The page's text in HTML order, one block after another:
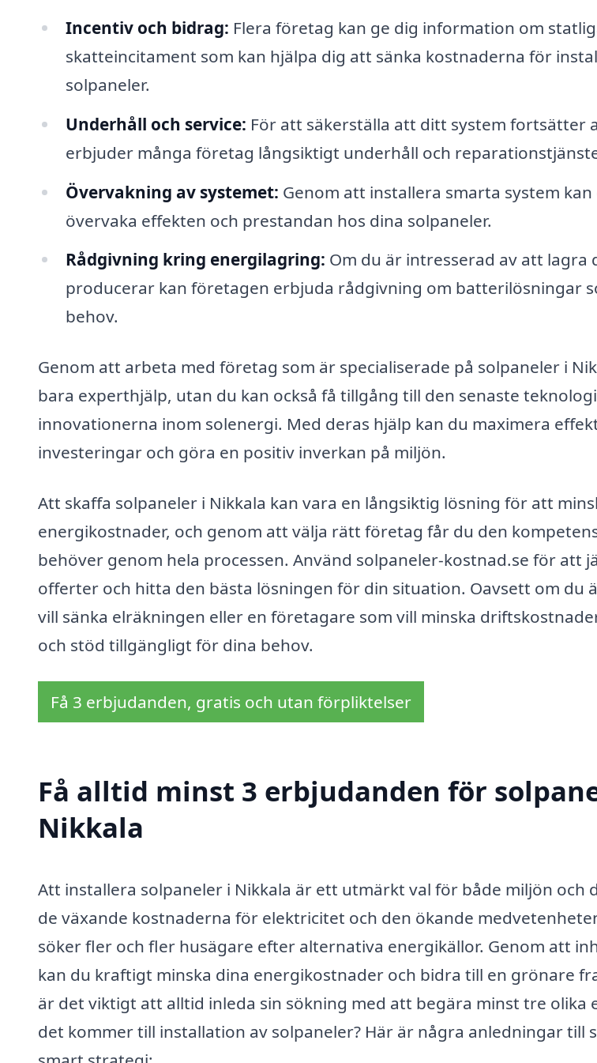
Incentiv och bidrag: Flera företag kan ge dig information om
skatteincitament som kan hjälpa dig att sänka kostnaderna för
solpaneler.
Underhåll och service: För att säkerställa att ditt system fortsätter
erbjuder många företag långsiktigt underhåll och
Övervakning av systemet: Genom att installera smarta system
övervaka effekten och prestandan hos dina solpaneler.
Rådgivning kring energilagring: Om du är intresserad av att lagra
producerar kan företagen erbjuda rådgivning om batterilösningar
behov.
Genom att arbeta med företag som är specialiserade på solpaneler i
bara experthjälp, utan du kan också få tillgång till den senaste
innovationerna inom solenergi. Med deras hjälp kan du maximera
investeringar och göra en positiv inverkan på miljön.
Att skaffa solpaneler i Nikkala kan vara en långsiktig lösning för att
energikostnader, och genom att välja rätt företag får du den
behöver genom hela processen. Använd solpaneler-kostnad.se för att
offerter och hitta den bästa lösningen för din situation. Oavsett om du
vill sänka elräkningen eller en företagare som vill minska
och stöd tillgängligt för dina behov.
Få 3 erbjudanden, gratis och utan förpliktelser
Få alltid minst 3 erbjudanden för
Nikkala
Att installera solpaneler i Nikkala är ett utmärkt val för både miljön och
de växande kostnaderna för elektricitet och den ökande
söker fler och fler husägare efter alternativa energikällor. Genom att
kan du kraftigt minska dina energikostnader och bidra till en grönare
är det viktigt att alltid inleda sin sökning med att begära minst tre olika
det kommer till installation av solpaneler? Här är några anledningar till